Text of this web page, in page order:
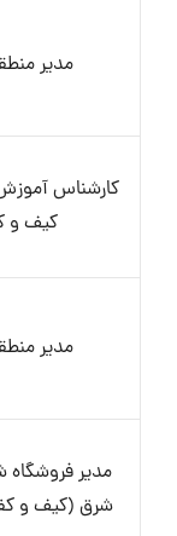
مدیر
کارشناس
کیف
مدیر
مدیر
شرق (کیف و